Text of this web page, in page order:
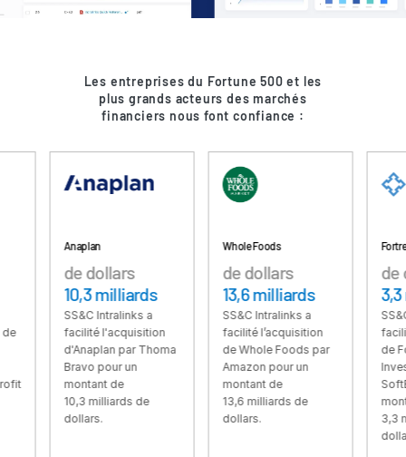
Accord de confidentialité (NDA)
Ressources
Ressources
VIA
Solutions
Fusions et acquisitions (M&A)
Introductions en Bourse
Gestion de fonds
Financement
Échange Sécurisé de Documents
Regulatory, Risk & Compliance
Les entreprises du Fortune 500 et les
plus grands acteurs des marchés
financiers nous font confiance :
de dollars
10,3 milliards
SS&C Intralinks a
facilité l'acquisition
d'Anaplan par Thoma
Bravo pour un
montant de
10,3 milliards de
Whole Foods
de dollars
13,6 milliards
SS&C Intralinks a
facilité l’acquisition
de Whole Foods par
Amazon pour un
montant de
13,6 milliards de
de dollars
3,3
SS&C
facilité
de Fortress
Investment
SoftBank pour
montant de
3,3 milliards de